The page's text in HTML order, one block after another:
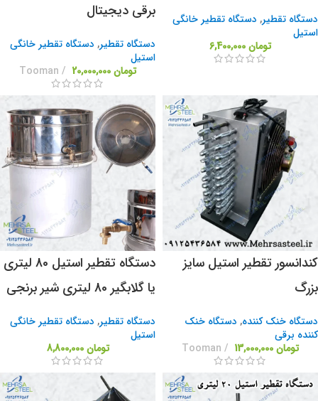
دستگاه تقطیر, دستگاه تقطیر خانگی
استیل
تومان
برقی دیجیتال
دستگاه تقطیر, دستگاه تقطیر خانگی
استیل
تومان
Tooman
کندانسور تقطیر استیل سایز
بزرگ
دستگاه خنک کننده, دستگاه خنک
کننده برقی
تومان
Tooman
دستگاه تقطیر استیل 80 لیتری
یا گلابگیر 80 لیتری شیر برنجی
دستگاه تقطیر, دستگاه تقطیر خانگی
استیل
تومان8,800,000